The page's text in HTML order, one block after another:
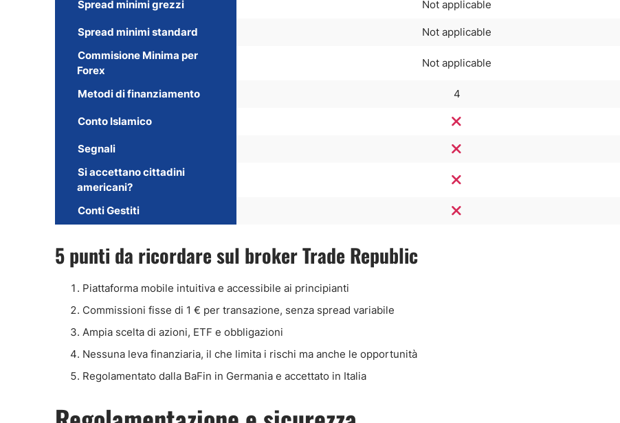
Spread minimi grezzi Not applicable
Spread minimi standard
Not applicable
Commisione Minima per
Forex
Not applicable
Metodi di finanziamento 4
Conto Islamico
Segnali
Si accettano cittadini
americani?
Conti Gestiti
5 punti da ricordare sul broker Trade Republic
Piattaforma mobile intuitiva e accessibile ai principianti
Commissioni fisse di 1 € per transazione, senza spread variabile
Ampia scelta di azioni, ETF e obbligazioni
Nessuna leva finanziaria, il che limita i rischi ma anche le opportunità
Regolamentato dalla BaFin in Germania e accettato in Italia